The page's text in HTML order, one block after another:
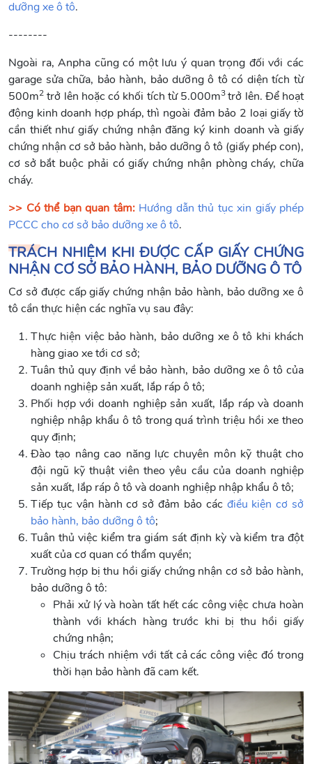
dưỡng xe ô tô.
--------
Ngoài ra, Anpha cũng có một lưu ý quan trọng đối với các
garage sửa chữa, bảo hành, bảo dưỡng ô tô có diện tích từ
500m2 trở lên hoặc có khối tích từ 5.000m3trở lên. Để hoạt
động kinh doanh hợp pháp, thì ngoài đảm bảo 2 loại giấy tờ
cần thiết như giấy chứng nhận đăng ký kinh doanh và giấy
chứng nhận cơ sở bảo hành, bảo dưỡng ô tô (giấy phép con),
cơ sở bắt buộc phải có giấy chứng nhận phòng cháy, chữa
cháy.
>> Có thể bạn quan tâm: Hướng dẫn thủ tục xin giấy phép
PCCC cho cơ sở bảo dưỡng xe ô tô.
TRÁCH NHIỆM KHI ĐƯỢC CẤP GIẤY CHỨNG
NHẬN CƠ SỞ BẢO HÀNH, BẢO DƯỠNG Ô TÔ
Cơ sở được cấp giấy chứng nhận bảo hành, bảo dưỡng xe ô
tô cần thực hiện các nghĩa vụ sau đây:
Thực hiện việc bảo hành, bảo dưỡng xe ô tô khi khách
hàng giao xe tới cơ sở;
Tuân thủ quy định về bảo hành, bảo dưỡng xe ô tô của
doanh nghiệp sản xuất, lắp ráp ô tô;
Phối hợp với doanh nghiệp sản xuất, lắp ráp và doanh
nghiệp nhập khẩu ô tô trong quá trình triệu hồi xe theo
quy định;
Đào tạo nâng cao năng lực chuyên môn kỹ thuật cho
đội ngũ kỹ thuật viên theo yêu cầu của doanh nghiệp
sản xuất, lắp ráp ô tô và doanh nghiệp nhập khẩu ô tô;
Tiếp tục vận hành cơ sở đảm bảo các điều kiện cơ sở
bảo hành, bảo dưỡng ô tô;
Tuân thủ việc kiểm tra giám sát định kỳ và kiểm tra đột
xuất của cơ quan có thẩm quyền;
Trường hợp bị thu hồi giấy chứng nhận cơ sở bảo hành,
bảo dưỡng ô tô:
Phải xử lý và hoàn tất hết các công việc chưa hoàn
thành với khách hàng trước khi bị thu hồi giấy
chứng nhận;
Chịu trách nhiệm với tất cả các công việc đó trong
thời hạn bảo hành đã cam kết.